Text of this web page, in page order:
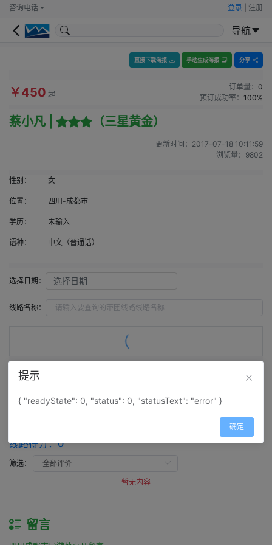
咨询电话 登录 注册
导航
直接下载海报 手动生成海报 分享
￥450 起
订单量： 0
预订成功率： 100%
蔡小凡 | （三星黄金）
更新时间： 2017-07-18 10:11:59
浏览量： 9802
性别： 女
位置： 四川-成都市
学历： 未输入
语种： 中文（普通话）
选择日期：
线路名称：
评价（0
评价
线路得分：0
筛选：
暂无内容
留言
提示
{ "readyState": 0, "status": 0, "statusText": "error" }
确定